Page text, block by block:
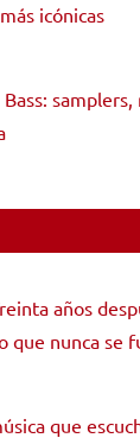
icónicas
años
que nunca se
que